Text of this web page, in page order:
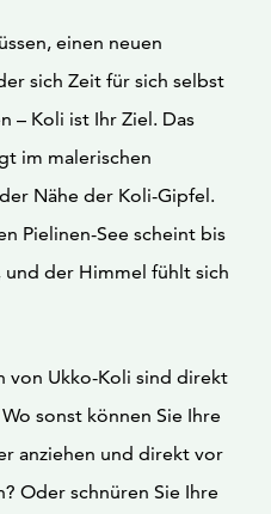
einen neuen
sich Zeit für sich selbst
– Koli ist Ihr Ziel. Das
im malerischen
Nähe der Koli-Gipfel.
Pielinen-See scheint bis
und der Himmel fühlt sich
von Ukko-Koli sind direkt
sonst können Sie Ihre
anziehen und direkt vor
Oder schnüren Sie Ihre